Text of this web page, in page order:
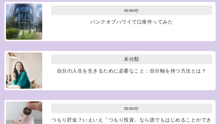
money
バンクオブハワイで口座作ってみた
未分類
自分の人生を生きるために必要なこと：自分軸を持つ方法とは？
money
つもり貯金？いえいえ「つもり投資」なら誰でもはじめることができ